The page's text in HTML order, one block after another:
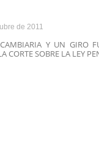
de 2011
Y UN GIRO
CORTE SOBRE LA LEY